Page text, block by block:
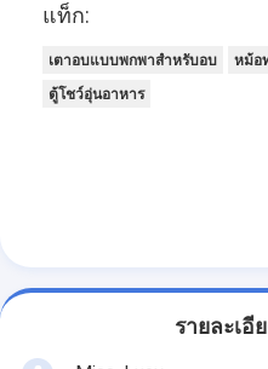
แบ่งรอบ
เครื่องปรับปรุงอาหาร
เตาอบแบบแร็ค
แท็ก:
เตาอบแบบพกพาสำหรับอบ
หม้อ
ตู้โชว์อุ่นอาหาร
รายละเอี